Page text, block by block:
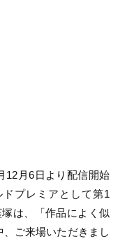
12月6日より配信開始
プレミアとして第1
は、「作品によく似
ご来場いただきまし